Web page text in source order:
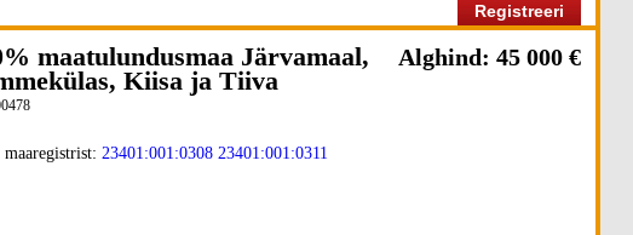
Registreeri
maatulundusmaa Järvamaal,
Kiisa ja Tiiva
Alghind: 45 000 €
maaregistrist: 23401:001:0308 23401:001:0311